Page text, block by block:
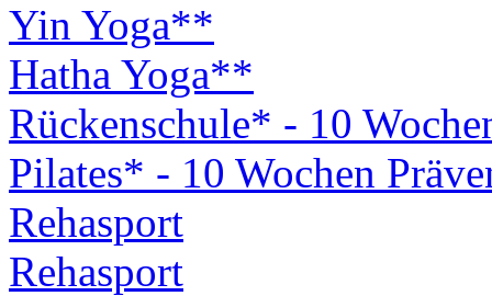
Yin Yoga**
Hatha Yoga**
Rückenschule* - 10
Pilates* - 10 Wochen
Rehasport
Rehasport